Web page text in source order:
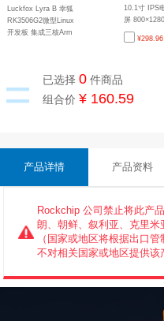
Luckfox Lyra B 幸狐
RK3506G2微型Linux
开发板 集成三核Arm
10.1寸 IPS
屏
触摸全贴合
玻璃面板DSI
¥298.96
= 已选择 0件商品
组合价 ¥ 160.59
产品详情 产品资料
Rockchip 公司禁止将此产
朗、朝鲜、叙利亚、克里
（国家或地区将根据出口
不对相关国家或地区提供该